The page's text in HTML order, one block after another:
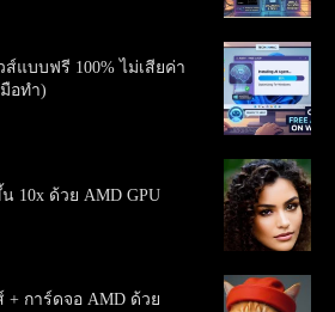
แบบฟรี 100% ไม่เสียค่า
อทำ)
10x ด้วย AMD GPU
การ์ดจอ AMD ด้วย